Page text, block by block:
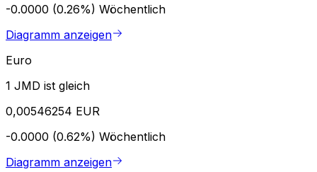
-0.0000 (0.26%) Wöchentlich
Diagramm anzeigen
Euro
1 JMD ist gleich
0,00546254 EUR
-0.0000 (0.62%) Wöchentlich
Diagramm anzeigen